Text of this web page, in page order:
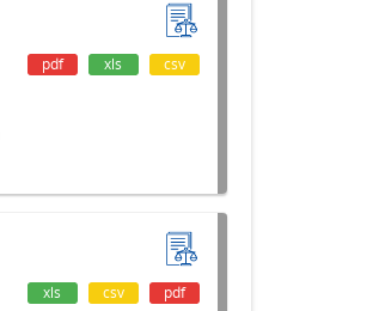
pdf xls csv
xls csv pdf